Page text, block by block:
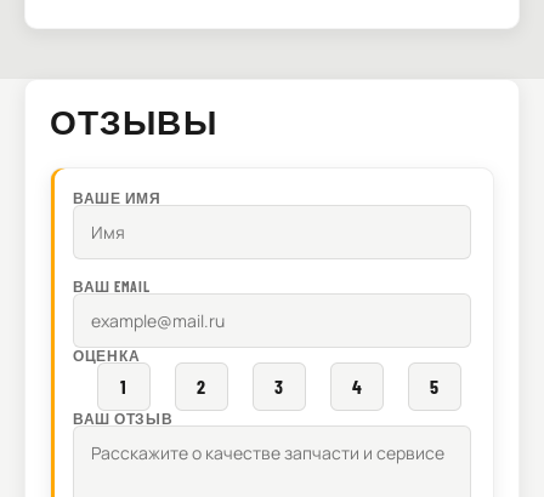
ОТЗЫВЫ
ВАШЕ ИМЯ
ВАШ EMAIL
ОЦЕНКА
1 2 3 4 5
ВАШ ОТЗЫВ